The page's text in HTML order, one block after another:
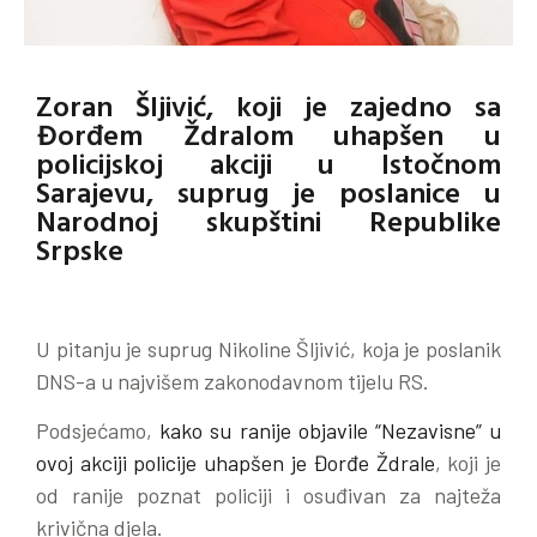
Zoran Šljivić, koji je zajedno sa
Đorđem Ždralom uhapšen u
policijskoj akciji u Istočnom
Sarajevu, suprug je poslanice u
Narodnoj skupštini Republike
Srpske
U pitanju je suprug Nikoline Šljivić, koja je poslanik
DNS-a u najvišem zakonodavnom tijelu RS.
Podsjećamo, kako su ranije objavile “Nezavisne” u
ovoj akciji policije uhapšen je Đorđe Ždrale, koji je
od ranije poznat policiji i osuđivan za najteža
krivična djela.